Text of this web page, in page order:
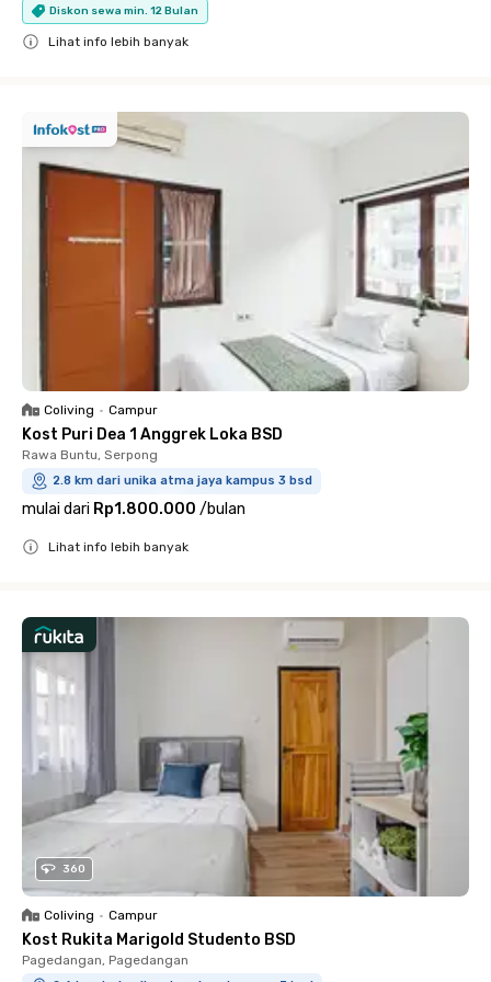
Diskon sewa min. 12 Bulan
Lihat info lebih banyak
Coliving • Campur
Kost Puri Dea 1 Anggrek Loka BSD
Rawa Buntu, Serpong
2.8 km dari unika atma jaya kampus 3 bsd
mulai dari Rp1.800.000 /bulan
Lihat info lebih banyak
360
Coliving • Campur
Kost Rukita Marigold Studento BSD
Pagedangan, Pagedangan